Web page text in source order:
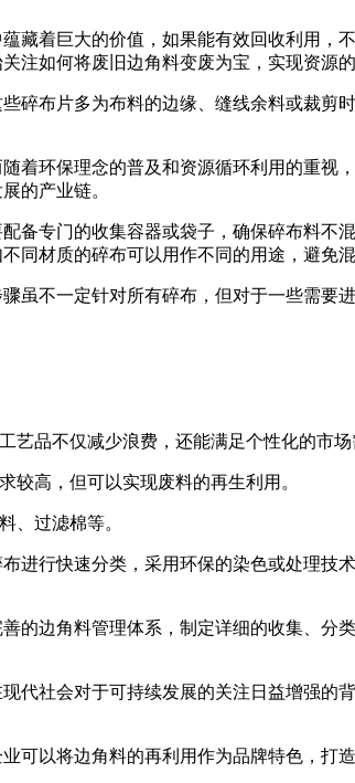
藏着巨大的价值，如果能有效回收利用，
注如何将废旧边角料变废为宝，实现资源的
碎布片多为布料的边缘、缝线余料或裁剪
着环保理念的普及和资源循环利用的重视
的产业链。
备专门的收集容器或袋子，确保碎布料不
同材质的碎布可以用作不同的用途，避免混
虽不一定针对所有碎布，但对于一些需要
品不仅减少浪费，还能满足个性化的市场
较高，但可以实现废料的再生利用。
、过滤棉等。
进行快速分类，采用环保的染色或处理技
的边角料管理体系，制定详细的收集、分
代社会对于可持续发展的关注日益增强的
可以将边角料的再利用作为品牌特色，打